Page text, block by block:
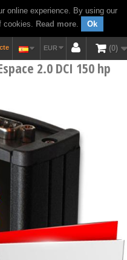
online experience. By using our
cookies. Read more. Ok
0
EUR
2.0 DCI 150 hp